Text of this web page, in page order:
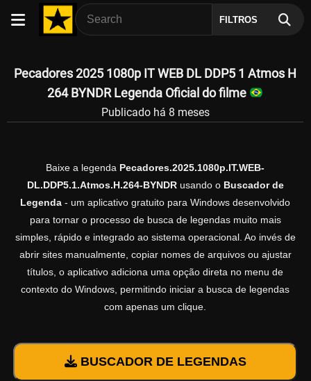
FILTROS
Pecadores 2025 1080p IT WEB DL DDP5 1 Atmos H
264 BYNDR Legenda Oficial do filme
Publicado há 8 meses
Baixe a legenda Pecadores.2025.1080p.IT.WEB-
DL.DDP5.1.Atmos.H.264-BYNDRusando o Buscador de
Legenda - um aplicativo gratuito para Windows desenvolvido
para tornar o processo de busca de legendas muito mais
simples, rápido e integrado ao sistema operacional. Ao invés de
abrir sites manualmente, copiar nomes de arquivos ou ajustar
títulos, o aplicativo adiciona uma opção direta no menu de
contexto do Windows, permitindo iniciar a busca de legendas
com apenas um clique.
BUSCADOR DE LEGENDAS